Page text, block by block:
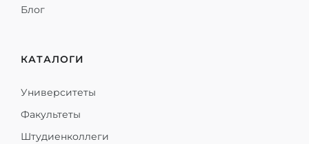
Блог
КАТАЛОГИ
Университеты
Факультеты
Штудиенколлеги